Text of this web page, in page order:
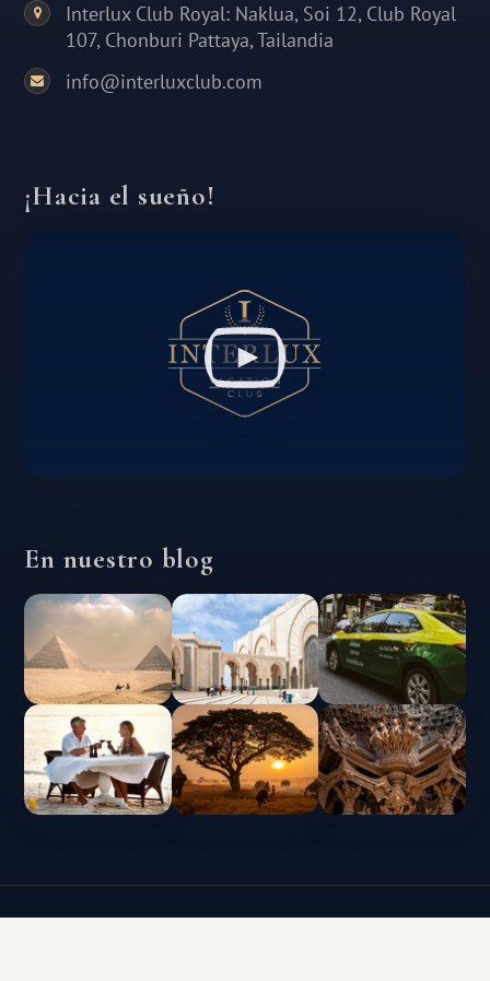
Interlux Club Royal: Naklua, Soi 12, Club Royal
107, Chonburi Pattaya, Tailandia
info@interluxclub.com
¡Hacia el sueño!
En nuestro blog
CLUB VACACIONAL INTERLUX | TODOS LOS